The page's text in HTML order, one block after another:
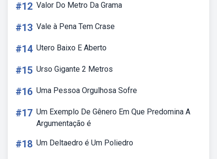
#12 Valor Do Metro Da Grama
#13 Vale à Pena Tem Crase
#14 Utero Baixo E Aberto
#15 Urso Gigante 2 Metros
#16 Uma Pessoa Orgulhosa Sofre
#17 Um Exemplo De Gênero Em Que Predomina A
Argumentação é
#18 Um Deltaedro é Um Poliedro